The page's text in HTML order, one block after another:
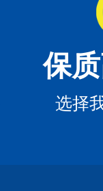
保
选择